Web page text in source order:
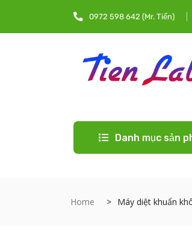
0972 598 642 (Mr. Tiến)
Danh mục sản
Home Máy diệt khuẩn